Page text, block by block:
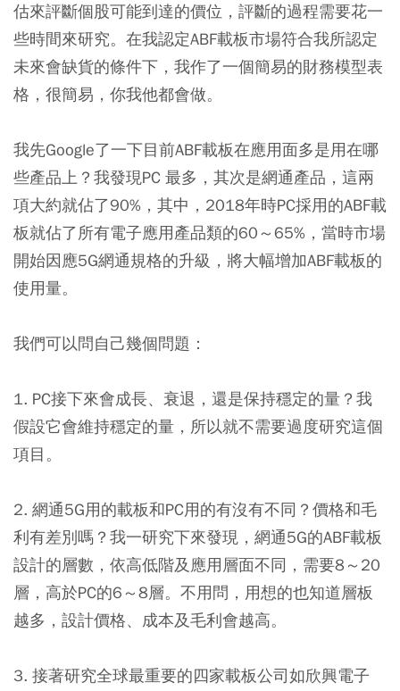
估來評斷個股可能到達的價位，評斷的過程需要花一
些時間來研究。在我認定ABF載板市場符合我所認定
未來會缺貨的條件下，我作了一個簡易的財務模型表
格，很簡易，你我他都會做。
我先Google了一下目前ABF載板在應用面多是用在哪
些產品上？我發現PC 最多，其次是網通產品，這兩
項大約就佔了90%，其中，2018年時PC採用的ABF載
板就佔了所有電子應用產品類的60～65%，當時市場
開始因應5G網通規格的升級，將大幅增加ABF載板的
使用量。
我們可以問自己幾個問題：
1. PC接下來會成長、衰退，還是保持穩定的量？我
假設它會維持穩定的量，所以就不需要過度研究這個
項目。
2. 網通5G用的載板和PC用的有沒有不同？價格和毛
利有差別嗎？我一研究下來發現，網通5G的ABF載板
設計的層數，依高低階及應用層面不同，需要8～20
層，高於PC的6～8層。不用問，用想的也知道層板
越多，設計價格、成本及毛利會越高。
3. 接著研究全球最重要的四家載板公司如欣興電子